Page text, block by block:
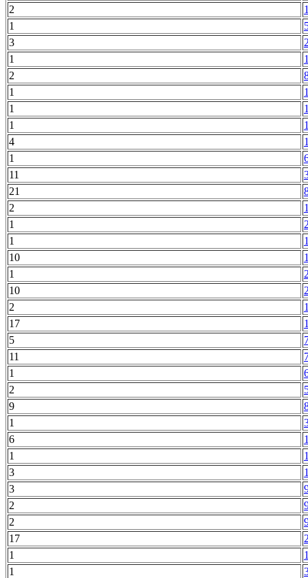
2
1
3
1
2
1
1
1
4
1
11
21
2
1
1
10
1
10
2
17
5
11
1
2
9
1
6
1
3
3
2
2
17
1
1